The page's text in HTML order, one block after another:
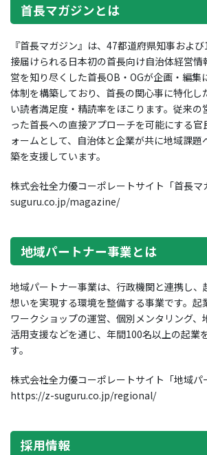
首長マガジンとは
『首長マガジン』は、47都道府県知事およ
接届けられる日本初の首長向け自治体経営情
営を知り尽くした首長OB・OGが企画・編集
体制を構築しており、首長の関心事に特化し
い読者満足度・精読率をほこります。従来の
った首長への直接アプローチを可能にする官
ォームとして、自治体と企業が共に地域課
築を支援しています。
株式会社全力優コーポレートサイト「首長
suguru.co.jp/magazine/
地域パートナー事業とは
地域パートナー事業は、行政機関と連携し、
想いを実現する環境を整備する事業です。起
ワークショップの運営、個別メンタリング、
活用支援などを通じ、年間100名以上の起業
す。
株式会社全力優コーポレートサイト「地域
https://z-suguru.co.jp/regional/
採用情報